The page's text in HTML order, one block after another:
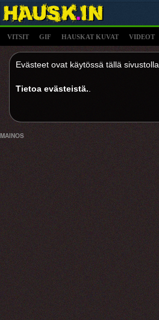
VITSIT GIF HAUSKAT KUVAT VIDEOT
Evästeet ovat käytössä tällä sivustolla.
Tietoa evästeistä.
MAINOS